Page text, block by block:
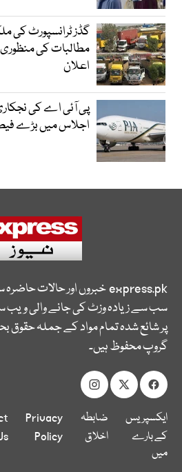
گڈز ٹرانسپورٹ کی
مطالبات کی
اعلان
پی آئی اے کی
اجلاس میں بڑے
express.pkخبروں اور حالات
سب سے زیادہ وزٹ کی جانے والی
پر شائع شدہ تمام مواد کے جملہ حقوق
گروپ محفوظ ہیں۔
ایکسپریس
کے بارے
میں
ضابطہ
اخلاق
Privacy
Policy